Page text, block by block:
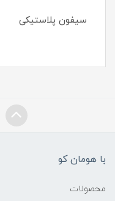
سیفون پلاستیکی
با هومان کو
محصولات